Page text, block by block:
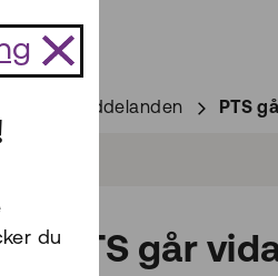
pressmeddelanden PTS
PTS går
du